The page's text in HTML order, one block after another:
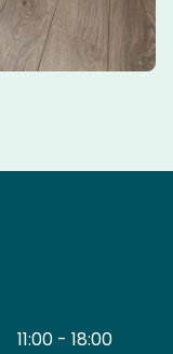
11:00 - 18:00